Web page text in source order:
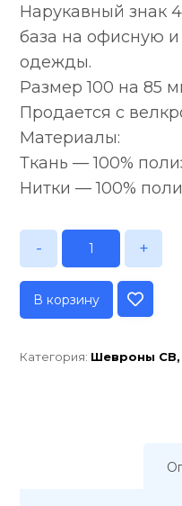
Нарукавный знак
база на офисную
одежды.
Размер 100 на 85
Продается с
Материалы:
Ткань — 100%
Нитки — 100%
- +
В корзину
Категория: Шевроны